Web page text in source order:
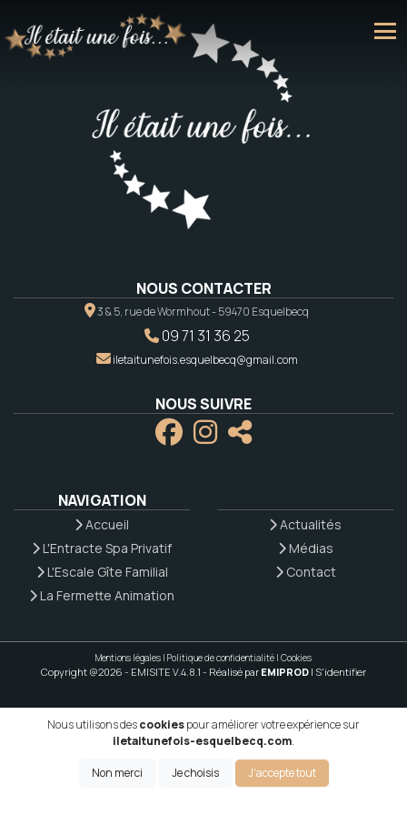
NOUS CONTACTER
3 & 5, rue de Wormhout - 59470 Esquelbecq
09 71 31 36 25
iletaitunefois.esquelbecq@gmail.com
NOUS SUIVRE
NAVIGATION
Accueil
L'Entracte Spa Privatif
L'Escale Gîte Familial
La Fermette Animation
Actualités
Médias
Contact
Mentions légales | Politique de confidentialité | Cookies
Copyright @2026 - EMISITE V.4.8.1 - Réalisé par EMIPROD | S'identifier
Nous utilisons descookiespour améliorer votre expérience sur
iletaitunefois-esquelbecq.com.
Non merci Je choisis J'accepte tout